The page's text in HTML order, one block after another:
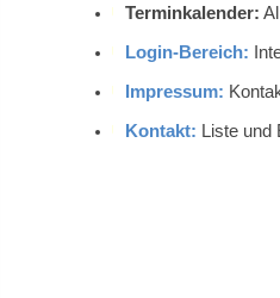
Terminkalender:
Login-Bereich:
Impressum:
Kontakt: Liste und